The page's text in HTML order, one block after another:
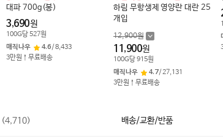
대파 700g(봉)
3,690원
100G당527원
매직나우
4.6/8,433
3만원↑무료배송
하림 무항생제 영양란 대란 25
개입
12,900원
11,900원
100G당915원
매직나우
4.7/27,131
3만원↑무료배송
(4,710) 배송/교환/반품